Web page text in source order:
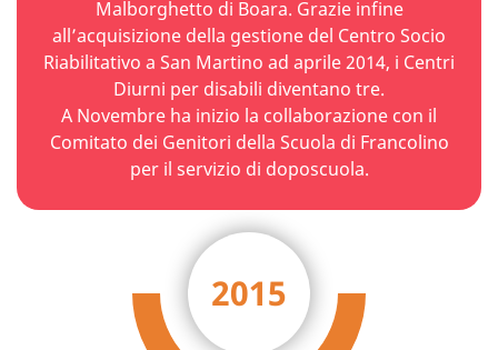
Malborghetto di Boara. Grazie infine
all’acquisizione della gestione del Centro Socio
Riabilitativo a San Martino ad aprile 2014, i Centri
Diurni per disabili diventano tre.
A Novembre ha inizio la collaborazione con il
Comitato dei Genitori della Scuola di Francolino
per il servizio di doposcuola.
2015